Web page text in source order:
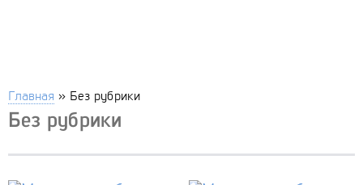
Главная » Без рубрики
Без рубрики